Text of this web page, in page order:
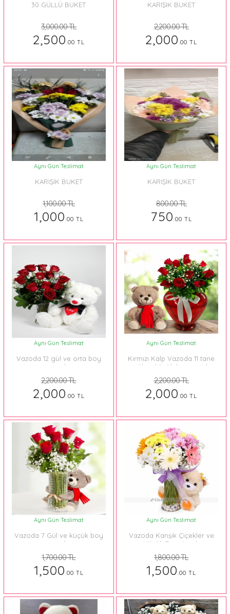
30 GÜLLÜ BUKET
3,000.00 TL
2,500.00 TL
KARIŞIK BUKET
2,200.00 TL
2,000.00 TL
Aynı Gün Teslimat
KARIŞIK BUKET
1,100.00 TL
1,000.00 TL
Aynı Gün Teslimat
KARIŞIK BUKET
800.00 TL
750.00 TL
Aynı Gün Teslimat
Vazoda 12 gül ve orta boy
ayıcık
2,200.00 TL
2,000.00 TL
Aynı Gün Teslimat
Kırmızı Kalp Vazoda 11 tane
gül ve küçük boy ayıcık
2,200.00 TL
2,000.00 TL
Aynı Gün Teslimat
Vazoda 7 Gül ve küçük boy
ayıcık
1,700.00 TL
1,500.00 TL
Aynı Gün Teslimat
Vazoda Karışık Çiçekler ve
Küçük Boy Ayıcık
1,800.00 TL
1,500.00 TL